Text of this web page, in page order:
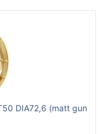
DIA72,6 (matt gun